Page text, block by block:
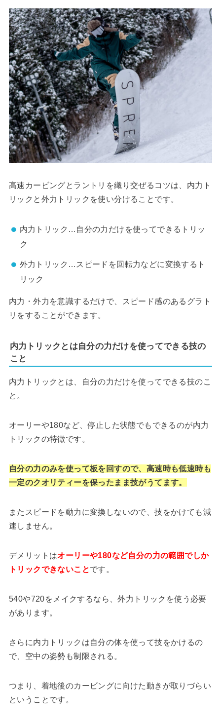
高速カービングとラントリを織り交ぜるコツは、内力ト
リックと外力トリックを使い分けることです。
内力トリック…自分の力だけを使ってできるトリッ
ク
外力トリック…スピードを回転力などに変換するト
リック
内力・外力を意識するだけで、スピード感のあるグラト
リをすることができます。
内力トリックとは自分の力だけを使ってできる技の
こと
内力トリックとは、自分の力だけを使ってできる技のこ
と。
オーリーや180など、停止した状態でもできるのが内力
トリックの特徴です。
自分の力のみを使って板を回すので、高速時も低速時も
一定のクオリティーを保ったまま技がうてます。
またスピードを動力に変換しないので、技をかけても減
速しません。
デメリットはオーリーや180など自分の力の範囲でしか
トリックできないことです。
540や720をメイクするなら、外力トリックを使う必要
があります。
さらに内力トリックは自分の体を使って技をかけるの
で、空中の姿勢も制限される。
つまり、着地後のカービングに向けた動きが取りづらい
ということです。